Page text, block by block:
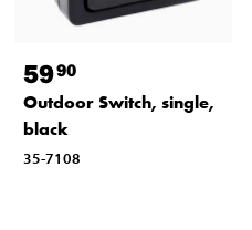
5990
Outdoor Switch, single,
black
35-7108